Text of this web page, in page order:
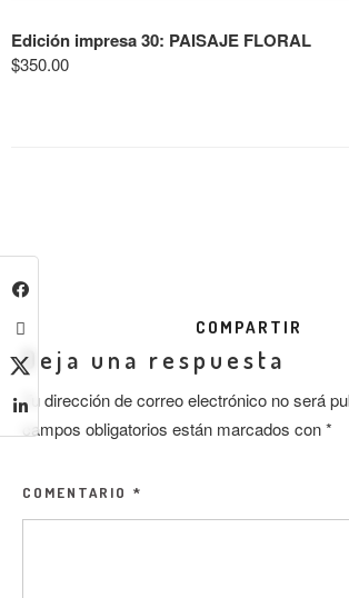
Edición impresa 30: PAISAJE FLORAL
$350.00
COMPARTIR
Deja una respuesta
Tu dirección de correo electrónico no será
campos obligatorios están marcados con*
COMENTARIO *